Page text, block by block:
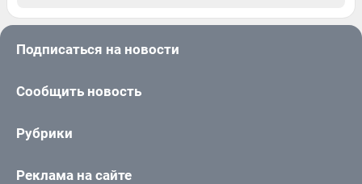
Подписаться на новости
Сообщить новость
Рубрики
Реклама на сайте